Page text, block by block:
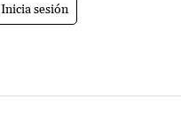
Inicia sesión